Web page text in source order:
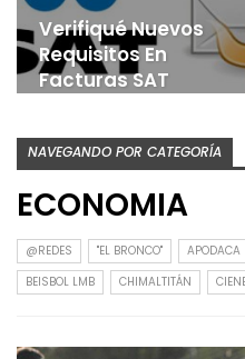
Verifiqué Nuevos
Requisitos En
Facturas SAT
NAVEGANDO POR CATEGORÍA
ECONOMIA
@REDES "EL BRONCO" APODACA
BEISBOL LMB
CHIMALTITÁN